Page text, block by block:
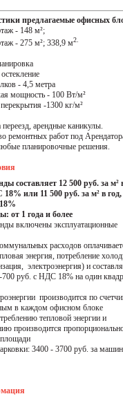
предлагаемые офисных
- 148 м²;
- 275 м²; 338,9 м2.
- 4,5 метра
мощность - 100 Вт/м²
-1300 кг/м²
арендные каникулы.
ремонтных работ под
планировочные решения.
составляет 12 500 руб. за м²
или 11 500 руб. за м² в год,
от 1 года и более
включены эксплуатационные
расходов
энергия, потребление
электроэнергия) и
700 руб. с НДС 18% на один
производится по
в каждом офисном блоке
тепловой энергии и
производится
3400 - 3700 руб. за